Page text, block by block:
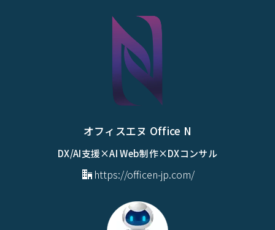
オフィスエヌ Office N
DX/AI支援×AI Web制作×DXコンサル
https://officen-jp.com/